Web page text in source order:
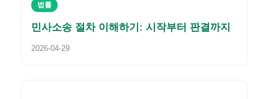
법률
민사소송 절차 이해하기: 시작부터 판결까지
2026-04-29